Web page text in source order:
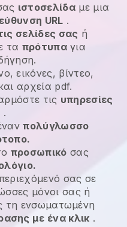
ιστοσελίδα με μια
URL .
σελίδες σας ή
τα πρότυπαγια
εικόνες, βίντεο,
αρχεία pdf.
τις υπηρεσίες
.
πολύγλωσσο
προσωπικό σας
σας σε
μόνοι σας ή
τη ενσωματωμένη
με ένα κλικ .